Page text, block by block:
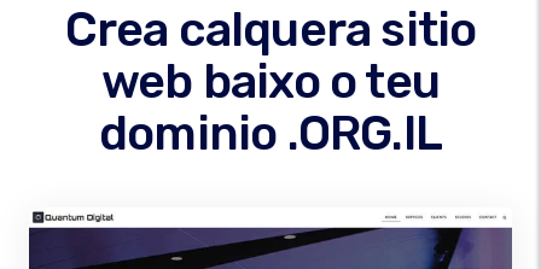
Crea calquera sitio
web baixo o teu
dominio .ORG.IL